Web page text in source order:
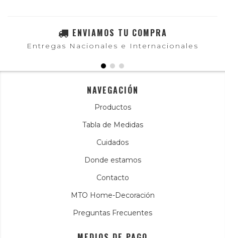
ENVIAMOS TU COMPRA
Entregas Nacionales e Internacionales
NAVEGACIÓN
Productos
Tabla de Medidas
Cuidados
Donde estamos
Contacto
MTO Home-Decoración
Preguntas Frecuentes